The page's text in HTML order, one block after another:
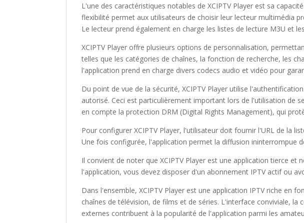
L'une des caractéristiques notables de XCIPTV Player est sa
flexibilité permet aux utilisateurs de choisir leur lecteur multimédia
Le lecteur prend également en charge les listes de lecture M3U et
XCIPTV Player offre plusieurs options de personnalisation,
telles que les catégories de chaînes, la fonction de recherche, les
l'application prend en charge divers codecs audio et vidéo pour
Du point de vue de la sécurité, XCIPTV Player utilise
autorisé. Ceci est particulièrement important lors de l'utilisation de
en compte la protection DRM (Digital Rights Management), qui
Pour configurer XCIPTV Player, l'utilisateur doit fournir l'URL de la
Une fois configurée, l'application permet la diffusion ininterrompue
Il convient de noter que XCIPTV Player est une application tierce
l'application, vous devez disposer d'un abonnement IPTV actif ou
Dans l'ensemble, XCIPTV Player est une application IPTV riche en
chaînes de télévision, de films et de séries. L'interface conviviale,
externes contribuent à la popularité de l'application parmi les